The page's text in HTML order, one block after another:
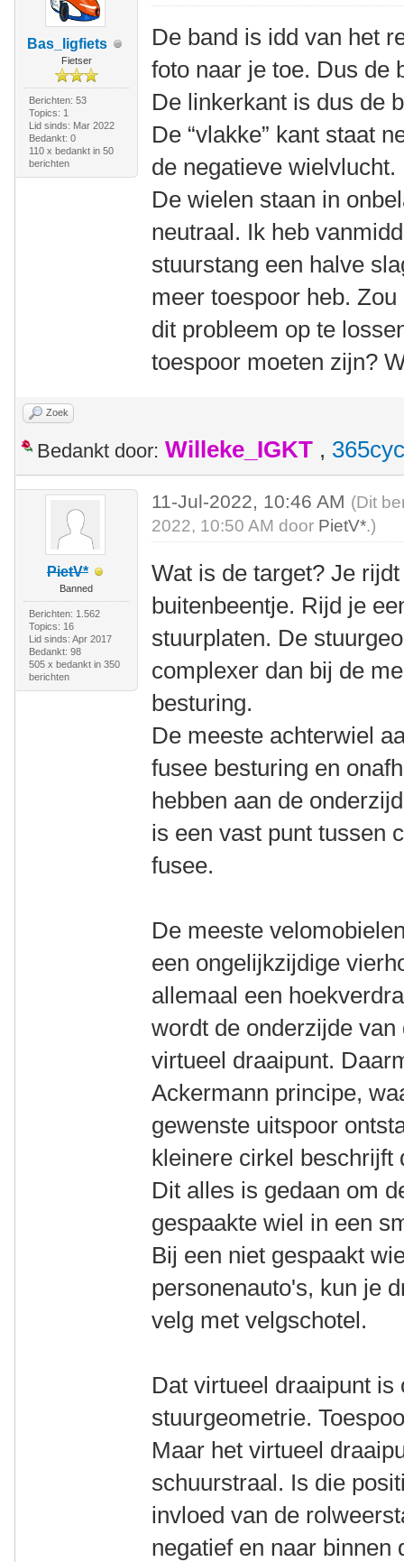
Bas_ligfiets
Fietser
Berichten: 53
Topics: 1
Lid sinds: Mar 2022
Bedankt: 0
110 x bedankt in 50
berichten
De band is idd van het
foto naar je toe. Dus de
De linkerkant is dus de
De “vlakke” kant staat
de negatieve wielvlucht.
De wielen staan in
neutraal. Ik heb
stuurstang een halve
meer toespoor heb.
dit probleem op te
toespoor moeten zijn?
Zoek
Bedankt door: Willeke_IGKT ,
PietV*
Banned
Berichten: 1.562
Topics: 16
Lid sinds: Apr 2017
Bedankt: 98
505 x bedankt in 350
berichten
11-Jul-2022, 10:46 AM (Dit
2022, 10:50 AM door PietV*.)
Wat is de target? Je
buitenbeentje. Rijd je
stuurplaten. De
complexer dan bij de
besturing.
De meeste achterwiel
fusee besturing en
hebben aan de
is een vast punt tussen
fusee.
De meeste
een ongelijkzijdige
allemaal een
wordt de onderzijde
virtueel draaipunt.
Ackermann principe,
gewenste uitspoor
kleinere cirkel beschrijft
Dit alles is gedaan om
gespaakte wiel in een
Bij een niet gespaakt
personenauto's, kun je
velg met velgschotel.
Dat virtueel draaipunt
stuurgeometrie.
Maar het virtueel
schuurstraal. Is die
invloed van de
negatief en naar